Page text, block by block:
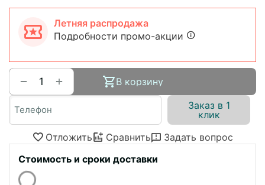
Летняя распродажа
Подробности промо-акции
+
−
В корзину
Заказ в 1
клик
Отложить
Сравнить
Задать вопрос
Стоимость и сроки доставки